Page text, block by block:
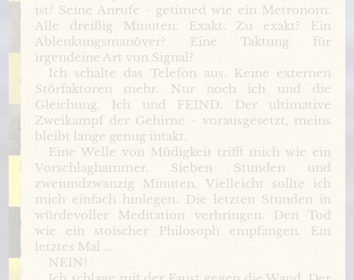
ist? Seine Anrufe - getimed wie ein Metronom.
Alle dreißig Minuten. Exakt. Zu exakt? Ein
Ablenkungsmanöver? Eine Taktung für
irgendeine Art von Signal?
Ich schalte das Telefon aus. Keine externen
Störfaktoren mehr. Nur noch ich und die
Gleichung. Ich und FEIND. Der ultimative
Zweikampf der Gehirne - vorausgesetzt, meins
bleibt lange genug intakt.
Eine Welle von Müdigkeit trifft mich wie ein
Vorschlaghammer. Sieben Stunden und
zweiundzwanzig Minuten. Vielleicht sollte ich
mich einfach hinlegen. Die letzten Stunden in
würdevoller Meditation verbringen. Den Tod
wie ein stoischer Philosoph empfangen. Ein
letztes Mal …
NEIN!